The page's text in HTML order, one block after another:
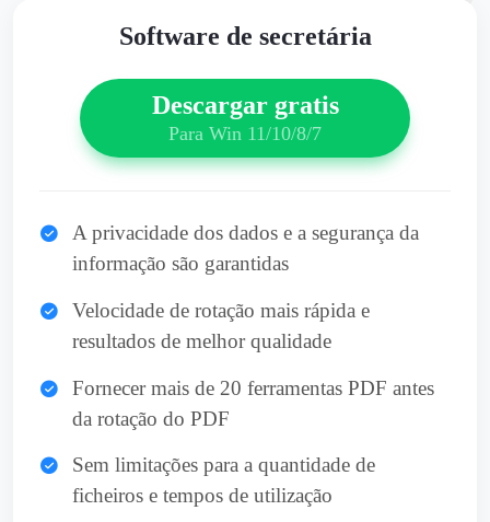
Software de secretária
Descargar gratis
Para Win 11/10/8/7
A privacidade dos dados e a segurança da
informação são garantidas
Velocidade de rotação mais rápida e
resultados de melhor qualidade
Fornecer mais de 20 ferramentas PDF antes
da rotação do PDF
Sem limitações para a quantidade de
ficheiros e tempos de utilização